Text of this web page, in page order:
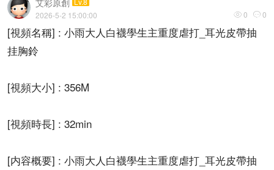
艾彩原創
 0  0
2026-5-2 15:00:00
[視頻名稱] : 小雨大人白襪學生主重度虐打_耳光皮帶抽
挂胸鈴
[視頻大小] : 356M
[視頻時長] : 32min
[内容概要] : 小雨大人白襪學生主重度虐打_耳光皮帶抽